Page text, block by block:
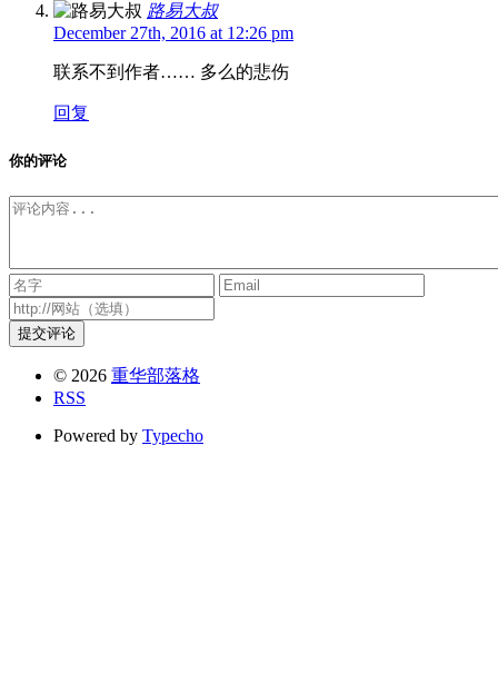
路易大叔
December 27th, 2016 at 12:26 pm
联系不到作者…… 多么的悲伤
回复
你的评论
提交评论
© 2026 重华部落格
RSS
Powered by Typecho